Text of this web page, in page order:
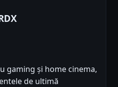
gaming și home cinema,
de ultimă